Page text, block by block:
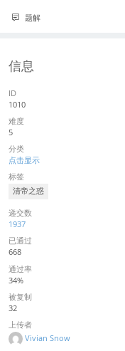
题解
信息
ID
1010
难度
5
分类
点击显示
标签
清帝之惑
递交数
1937
已通过
668
通过率
34%
被复制
32
上传者
Vivian Snow